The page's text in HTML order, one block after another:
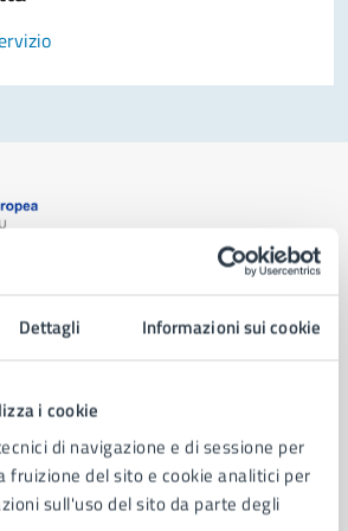
Dettagli Informazioni sui cookie
i cookie
di navigazione e di sessione per
fruizione del sito e cookie analitici per
sull'uso del sito da parte degli